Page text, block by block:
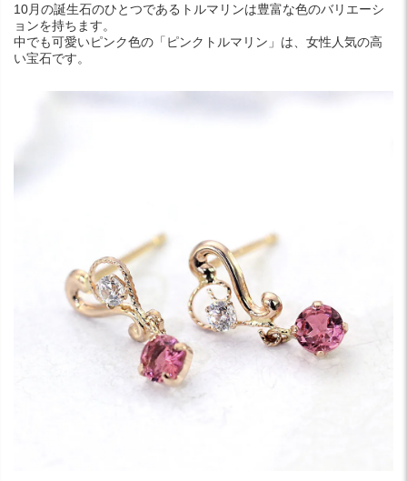
10月の誕生石のひとつであるトルマリンは豊富な色のバリエーシ
ョンを持ちます。
中でも可愛いピンク色の「ピンクトルマリン」は、女性人気の高
い宝石です。